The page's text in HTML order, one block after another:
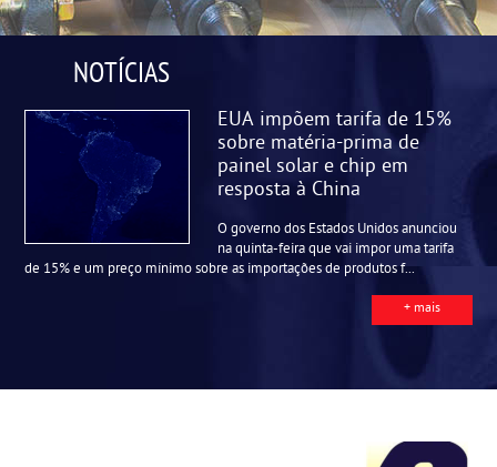
NOTÍCIAS
EUA impõem tarifa de 15%
sobre matéria-prima de
painel solar e chip em
resposta à China
O governo dos Estados Unidos anunciou
na quinta-feira que vai impor uma tarifa
de 15% e um preço mínimo sobre as importações de produtos f...
+ mais